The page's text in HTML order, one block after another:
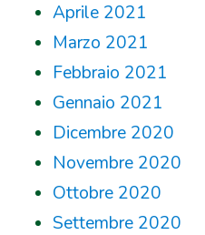
Aprile 2021
Marzo 2021
Febbraio 2021
Gennaio 2021
Dicembre 2020
Novembre 2020
Ottobre 2020
Settembre 2020